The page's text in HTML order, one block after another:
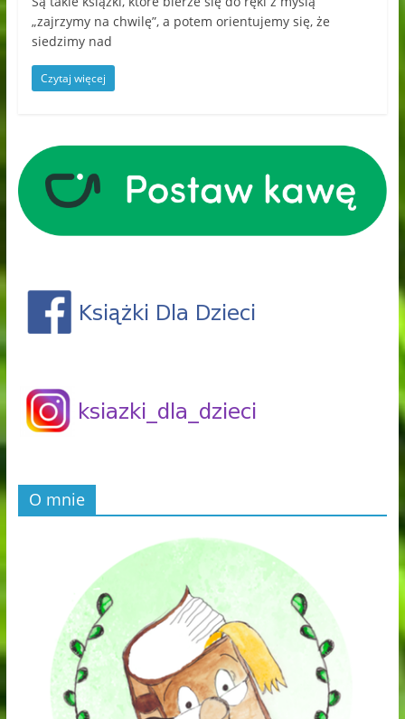
„zajrzymy na chwilę”, a potem orientujemy się, że
siedzimy nad
Czytaj więcej
O mnie